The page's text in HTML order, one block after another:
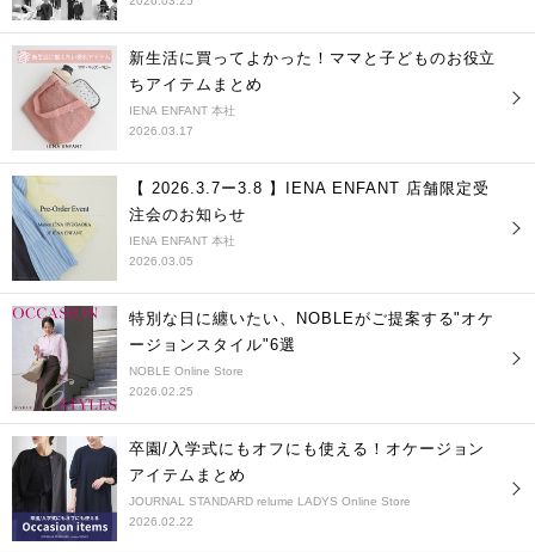
新生活に買ってよかった！ママと子どものお役立
ちアイテムまとめ
IENA ENFANT 本社
2026.03.17
【 2026.3.7ー3.8 】IENA ENFANT 店舗限定受
注会のお知らせ
IENA ENFANT 本社
2026.03.05
特別な日に纏いたい、NOBLEがご提案する"オケ
ージョンスタイル"6選
NOBLE Online Store
2026.02.25
卒園/入学式にもオフにも使える！オケージョン
アイテムまとめ
JOURNAL STANDARD relume LADYS Online Store
2026.02.22